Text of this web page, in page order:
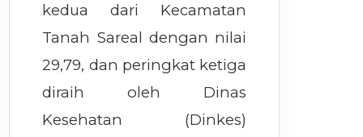
kedua dari Kecamatan
Tanah Sareal dengan nilai
29,79, dan peringkat ketiga
diraih oleh Dinas
Kesehatan (Dinkes)